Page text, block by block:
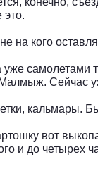
на кого
самолетами
Сейчас
кальмары.
вот
и до четырех